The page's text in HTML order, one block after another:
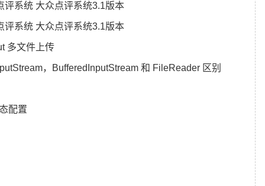
系统 大众点评系统3.1版本
系统 大众点评系统3.1版本
多文件上传
，BufferedInputStream 和 FileReader 区别
配置